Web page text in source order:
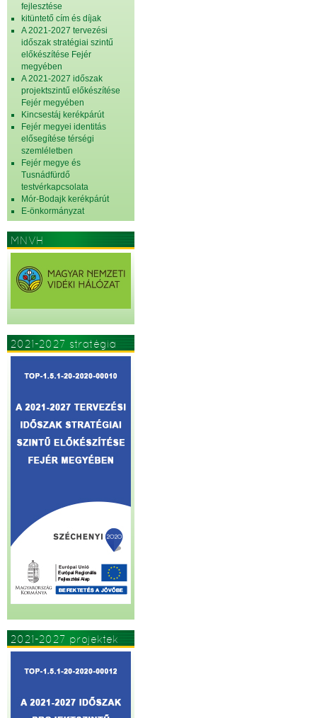
fejlesztése
kitüntető cím és díjak
A 2021-2027 tervezési
időszak stratégiai szintű
előkészítése Fejér
megyében
A 2021-2027 időszak
projektszintű előkészítése
Fejér megyében
Kincsestáj kerékpárút
Fejér megyei identitás
elősegítése térségi
szemléletben
Fejér megye és
Tusnádfürdő
testvérkapcsolata
Mór-Bodajk kerékpárút
E-önkormányzat
MNVH
2021-2027 stratégia
2021-2027 projektek